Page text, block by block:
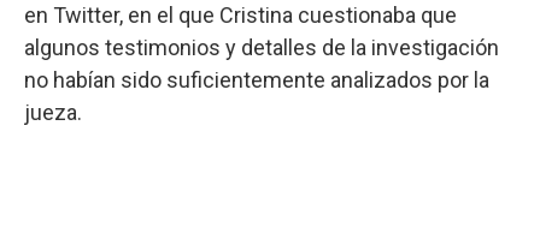
en Twitter, en el que Cristina cuestionaba que
algunos testimonios y detalles de la investigación
no habían sido suficientemente analizados por la
jueza.